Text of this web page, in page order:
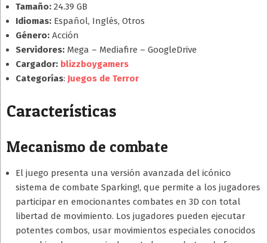
Tamaño: 24.39 GB
Idiomas: Español, Inglés, Otros
Género: Acción
Servidores: Mega – Mediafire – GoogleDrive
Cargador: blizzboygamers
Categorías: Juegos de Terror
Características
Mecanismo de combate
El juego presenta una versión avanzada del icónico
sistema de combate Sparking!, que permite a los jugadores
participar en emocionantes combates en 3D con total
libertad de movimiento. Los jugadores pueden ejecutar
potentes combos, usar movimientos especiales conocidos